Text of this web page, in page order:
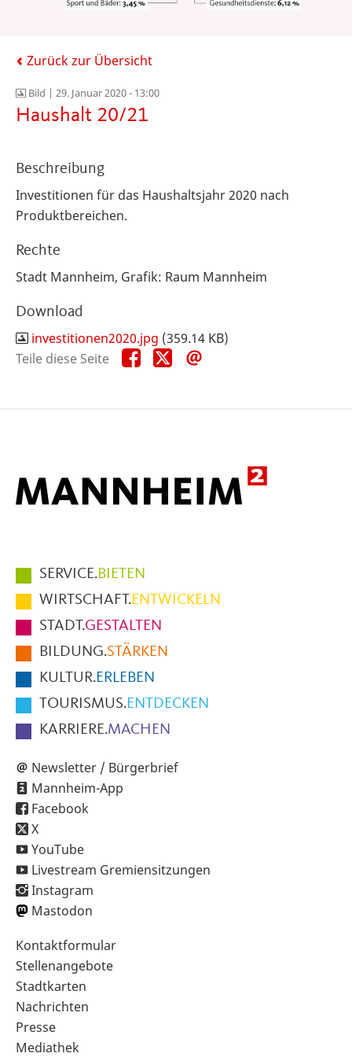
Zurück zur Übersicht
Bild | 29. Januar 2020 - 13:00
Haushalt 20/21
Beschreibung
Investitionen für das Haushaltsjahr 2020 nach
Produktbereichen.
Rechte
Stadt Mannheim, Grafik: Raum Mannheim
Download
investitionen2020.jpg (359.14 KB)
Teile diese Seite
Teile
diese
Teile
diese
Hauptmenüpunkte
im
Fußbereich
der
Seite
SERVICE.BIETEN
WIRTSCHAFT.ENTWICKELN
STADT.GESTALTEN
BILDUNG.STÄRKEN
KULTUR.ERLEBEN
TOURISMUS.ENTDECKEN
KARRIERE.MACHEN
Newsletter / Bürgerbrief
Mannheim-App
Facebook
X
YouTube
Livestream Gremiensitzungen
Instagram
Mastodon
Sekundärnavigation
im
Fußbereich
Kontaktformular
Stellenangebote
Stadtkarten
Nachrichten
Presse
Mediathek